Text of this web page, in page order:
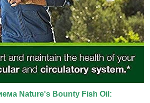
Nature's Bounty Fish Oil: